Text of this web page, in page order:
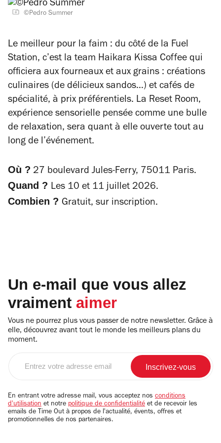
©Pedro Summer
Le meilleur pour la faim : du côté de la Fuel
Station, c’est la team Haikara Kissa Coffee qui
officiera aux fourneaux et aux grains : créations
culinaires (de délicieux sandos…) et cafés de
spécialité, à prix préférentiels. La Reset Room,
expérience sensorielle pensée comme une bulle
de relaxation, sera quant à elle ouverte tout au
long de l’événement.
Où ? 27 boulevard Jules-Ferry, 75011 Paris.
Quand ? Les 10 et 11 juillet 2026.
Combien ? Gratuit, sur inscription.
Un e-mail que vous allez
vraiment aimer
Vous ne pourrez plus vous passer de notre newsletter. Grâce à
elle, découvrez avant tout le monde les meilleurs plans du
moment.
email
En entrant votre adresse mail, vous acceptez nos conditions
d'utilisation et notre politique de confidentialité et de recevoir les
emails de Time Out à propos de l'actualité, évents, offres et
promotionnelles de nos partenaires.